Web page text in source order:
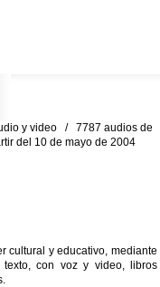
y video / 7787 audios de
del 10 de mayo de 2004
cultural y educativo, mediante
texto, con voz y video,